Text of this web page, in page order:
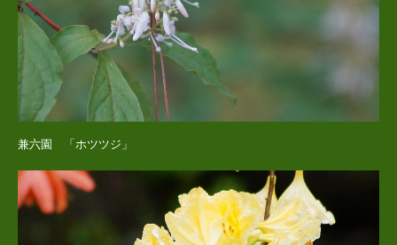
兼六園 「ホツツジ」